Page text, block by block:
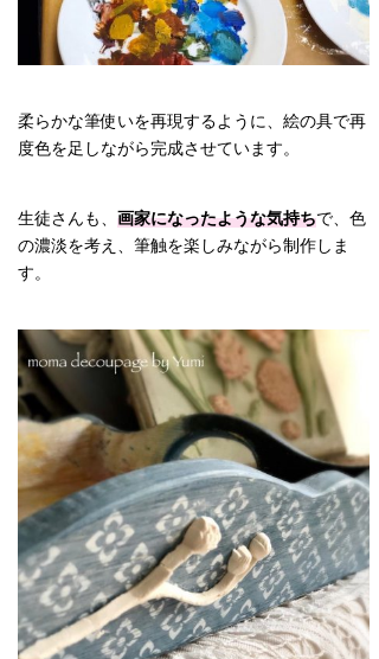
柔らかな筆使いを再現するように、絵の具で再
度色を足しながら完成させています。
生徒さんも、画家になったような気持ちで、色
の濃淡を考え、筆触を楽しみながら制作しま
す。